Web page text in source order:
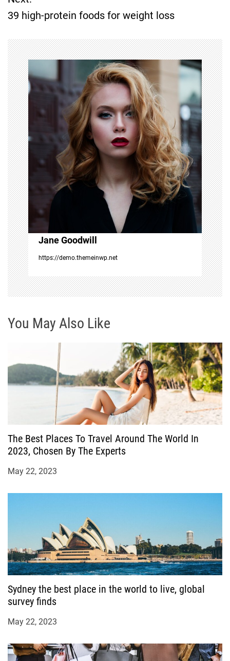
n
a
v
i
g
a
t
i
o
n
39 high-protein foods for weight loss
Jane Goodwill
https://demo.themeinwp.net
You May Also Like
The Best Places To Travel Around The World In
2023, Chosen By The Experts
May 22, 2023
Sydney the best place in the world to live, global
survey finds
May 22, 2023